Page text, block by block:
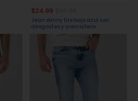
$24.99
Jean skinny tiro bajo azul con
desgastes y cremallera